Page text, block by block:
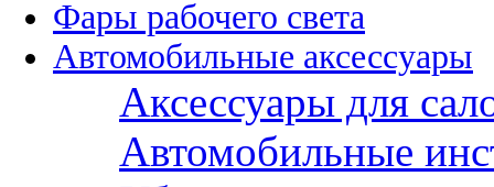
Фары рабочего света
Автомобильные аксессуары
Аксессуары для
Автомобильные